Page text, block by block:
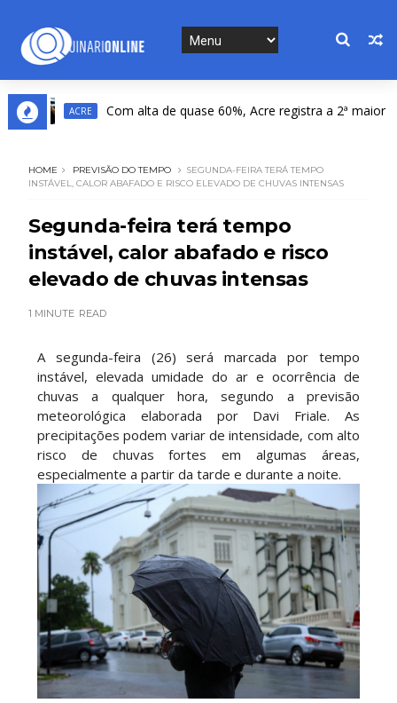
ACRE Com alta de quase 60%, Acre registra a 2ª maior alta
HOME PREVISÃO DO TEMPO
SEGUNDA-FEIRA TERÁ TEMPO
INSTÁVEL, CALOR ABAFADO E RISCO ELEVADO DE CHUVAS INTENSAS
Segunda-feira terá tempo
instável, calor abafado e risco
elevado de chuvas intensas
1 MINUTE READ
A segunda-feira (26) será marcada por tempo
instável, elevada umidade do ar e ocorrência de
chuvas a qualquer hora, segundo a previsão
meteorológica elaborada por Davi Friale. As
precipitações podem variar de intensidade, com alto
risco de chuvas fortes em algumas áreas,
especialmente a partir da tarde e durante a noite.